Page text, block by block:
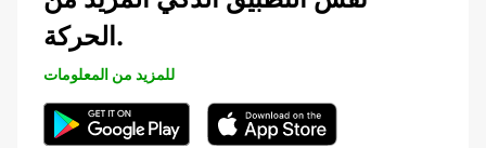
الحركة.
للمزيد من المعلومات